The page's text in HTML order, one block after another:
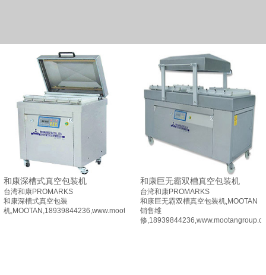
和康深槽式真空包装机
台湾和康PROMARKS
和康深槽式真空包装
机,MOOTAN,18939844236,www.mootangroup.com
和康巨无霸双槽真空包装机
台湾和康PROMARKS
和康巨无霸双槽真空包装机,MOOTAN
销售维
修